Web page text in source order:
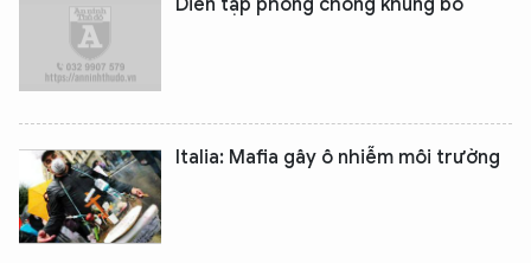
Diễn tập phòng chống khủng bố
Italia: Mafia gây ô nhiễm môi trường